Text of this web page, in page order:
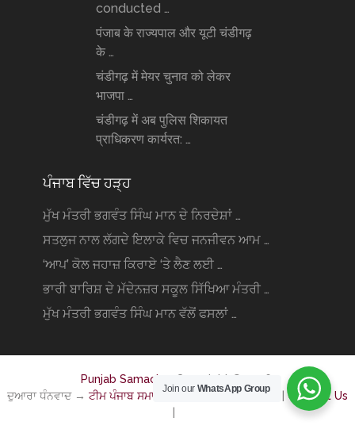
conducted …
पंजाब के राज्यपाल और यूटी चंडीगढ़
के …
चंडीगढ़ में मेयर चुनाव को लेकर
भाजपा …
चंडीगढ़ में अब पुलिस शिकायत
प्राधिकरण कार्यरत: …
ਪੰਜਾਬ ਵਿੱਚ ਹੜ੍ਹ
ਮੁੱਖ ਮੰਤਰੀ ਭਗਵੰਤ ਸਿੰਘ ਮਾਨ ਦੇ ਨਿਰਦੇਸ਼ਾਂ …
ਸਤਲੁਜ ਨਾਲ ਲੱਗਦੇ ਇਲਾਕੇ ਵਿਚ ਜਨਜੀਵਨ ਆਮ …
‘ਆਪ’ ਕੋਲ ਜਹਾਜ਼ ਕਿਰਾਏ ‘ਤੇ ਲੈਣ ਲਈ …
ਭਾਰੀ ਬਾਰਿਸ਼ ਦੇ ਮੱਦੇਨਜ਼ਰ ਸਕੂਲ ਸਿੱਖਿਆ ਮੰਤਰੀ …
ਮੁੱਖ ਮੰਤਰੀ ਭਗਵੰਤ ਸਿੰਘ ਮਾਨ ਵੱਲੋਂ ਫਸਲਾਂ …
Punjab Samachar
Copyright © 2026.
ਦੁਆਰਾ ਧੰਨਵਾਦ → ਟੀਮ ਪੰਜਾਬ ਸਮਾਚਾਰ . ਕੋਮ |Privacy Policy |Contact Us
Join our WhatsApp Group